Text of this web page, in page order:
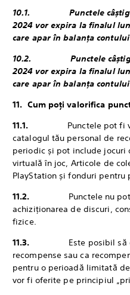
10.1. ‎Punctele
2024 vor expira la finalul
care apar în balanța
10.2. Punctele
2024 vor expira la finalul
care apar în balanța
11. ‎Cum poți valorifica
11.1. ‎Punctele pot fi
catalogul tău personal de
periodic și pot include
virtuală în joc, Articole de
PlayStation și fonduri pentru
11.2. Punctele nu
achiziționarea de discuri,
fizice.
11.3. Este posibil
recompense sau ca
pentru o perioadă limitată
vor fi oferite pe principiul